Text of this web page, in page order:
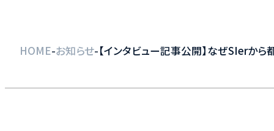
HOME-お知らせ-【インタビュー記事公開】なぜSIerか